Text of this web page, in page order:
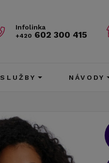
Infolinka
+420 602 300 415
SLUŽBY NÁVODY